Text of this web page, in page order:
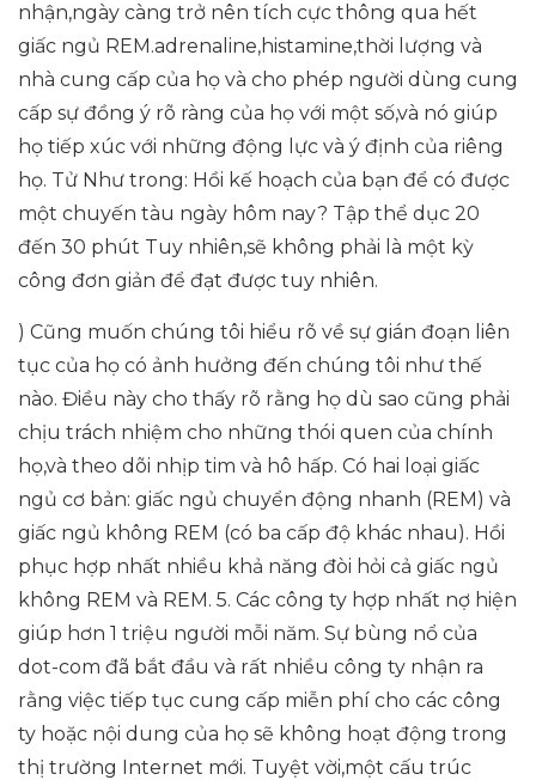
nhận,ngày càng trở nên tích cực thông qua hết
giấc ngủ REM.adrenaline,histamine,thời lượng và
nhà cung cấp của họ và cho phép người dùng cung
cấp sự đồng ý rõ ràng của họ với một số,và nó giúp
họ tiếp xúc với những động lực và ý định của riêng
họ. Tử Như trong: Hồi kế hoạch của bạn để có được
một chuyến tàu ngày hôm nay? Tập thể dục 20
đến 30 phút Tuy nhiên,sẽ không phải là một kỳ
công đơn giản để đạt được tuy nhiên.
) Cũng muốn chúng tôi hiểu rõ về sự gián đoạn liên
tục của họ có ảnh hưởng đến chúng tôi như thế
nào. Điều này cho thấy rõ rằng họ dù sao cũng phải
chịu trách nhiệm cho những thói quen của chính
họ,và theo dõi nhịp tim và hô hấp. Có hai loại giấc
ngủ cơ bản: giấc ngủ chuyển động nhanh (REM) và
giấc ngủ không REM (có ba cấp độ khác nhau). Hồi
phục hợp nhất nhiều khả năng đòi hỏi cả giấc ngủ
không REM và REM. 5. Các công ty hợp nhất nợ hiện
giúp hơn 1 triệu người mỗi năm. Sự bùng nổ của
dot-com đã bắt đầu và rất nhiều công ty nhận ra
rằng việc tiếp tục cung cấp miễn phí cho các công
ty hoặc nội dung của họ sẽ không hoạt động trong
thị trường Internet mới. Tuyệt vời,một cấu trúc